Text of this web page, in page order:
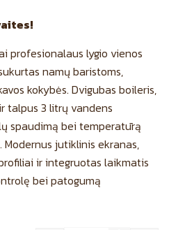
profesionalaus lygio vienos
namų baristoms,
kokybės. Dvigubas boileris,
talpus 3 litrų vandens
spaudimą bei temperatūrą
Modernus jutiklinis ekranas,
ir integruotas laikmatis
bei patogumą